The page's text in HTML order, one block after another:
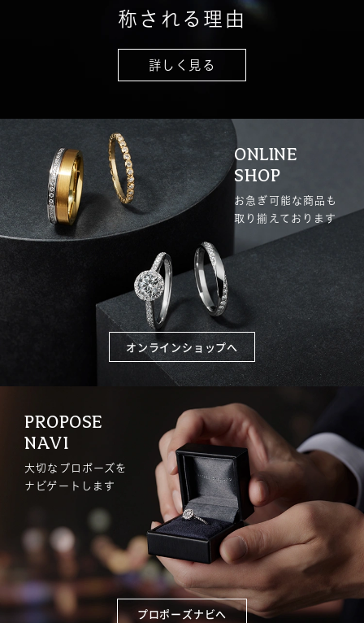
称される理由
詳しく見る
ONLINE
SHOP
お急ぎ可能な商品も
取り揃えております
オンラインショップへ
PROPOSE
NAVI
大切なプロポーズを
ナビゲートします
プロポーズナビへ